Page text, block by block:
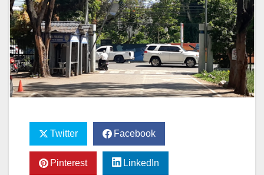
Twitter Facebook
Pinterest LinkedIn